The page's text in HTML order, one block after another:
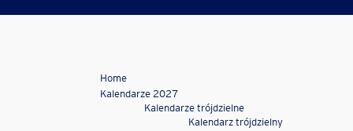
Home
Kalendarze 2027
Kalendarze trójdzielne
Kalendarz trójdzielny